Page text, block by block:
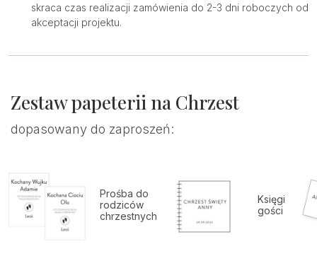
skraca czas realizacji zamówienia do 2-3 dni roboczych od
akceptacji projektu.
Zestaw papeterii na Chrzest
dopasowany do zaproszeń:
Prośba do
rodziców
chrzestnych
Księgi
gości